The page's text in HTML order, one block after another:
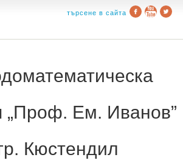
търсене в сайта
„Проф. Ем. Иванов”
Кюстендил